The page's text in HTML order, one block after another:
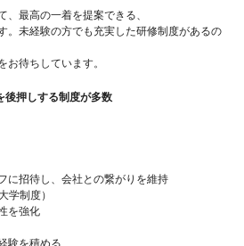
、最高の一着を提案できる、
。未経験の方でも充実した研修制度があるの
お待ちしています。
後押しする制度が多数
に招待し、会社との繋がりを維持
学制度）
を強化